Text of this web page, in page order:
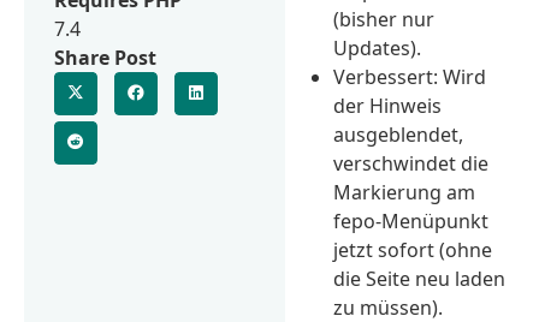
(bisher nur
Updates).
Verbessert: Wird
der Hinweis
ausgeblendet,
verschwindet die
Markierung am
fepo-Menüpunkt
jetzt sofort (ohne
die Seite neu laden
zu müssen).
7.4
Share Post